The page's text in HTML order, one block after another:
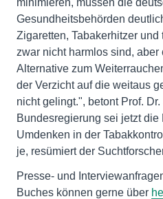
minimieren, müssen die
Gesundheitsbehörden
Zigaretten, Tabakerhitzer
zwar nicht harmlos sind,
Alternative zum
der Verzicht auf die weitaus
nicht gelingt.", betont Prof.
Bundesregierung sei jetzt
Umdenken in der
je, resümiert der
Presse- und
Buches können gerne über